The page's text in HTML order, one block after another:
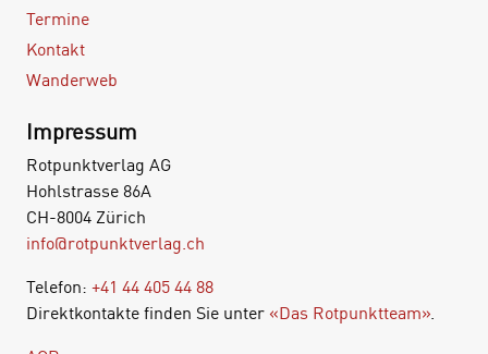
Termine
Kontakt
Wanderweb
Impressum
Rotpunktverlag AG
Hohlstrasse 86A
CH-8004 Zürich
info@rotpunktverlag.ch
Telefon: +41 44 405 44 88
Direktkontakte finden Sie unter «Das Rotpunktteam».